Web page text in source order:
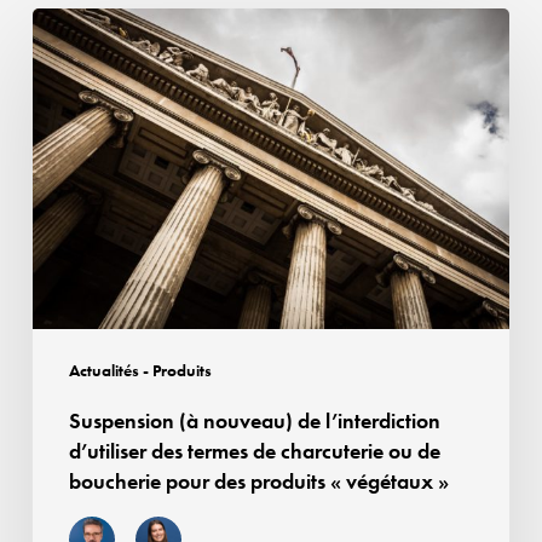
Actualités - Produits
Suspension
(à
nouveau)
l’interdiction
d’utiliser
des
termes
charcuterie
boucherie
produits
Suspension (à nouveau) de l’interdiction
d’utiliser des termes de charcuterie ou de
boucherie pour des produits « végétaux »